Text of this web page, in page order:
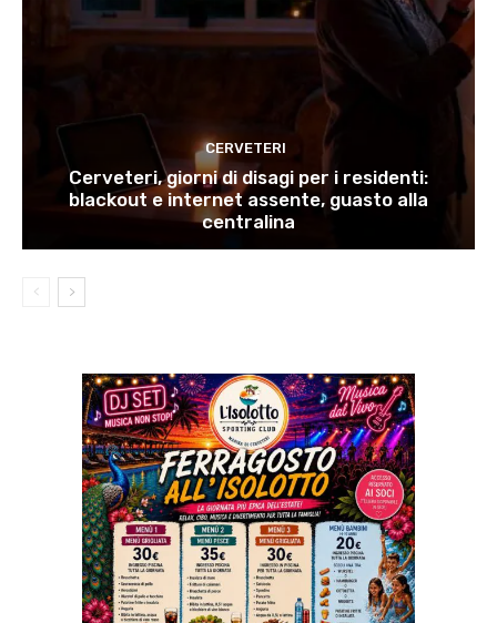
CERVETERI
Cerveteri, giorni di disagi per i residenti:
blackout e internet assente, guasto alla
centralina